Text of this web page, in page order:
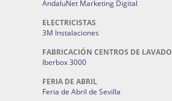
AndaluNet Marketing Digital
ELECTRICISTAS
3M Instalaciones
FABRICACIÓN CENTROS DE LAVADO
Iberbox 3000
FERIA DE ABRIL
Feria de Abril de Sevilla